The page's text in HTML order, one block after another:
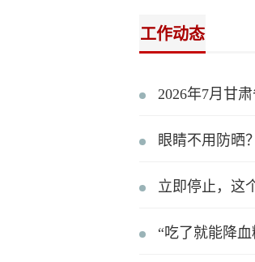
工作动态
2026年7月甘
眼睛不用防晒
立即停止，这
“吃了就能降